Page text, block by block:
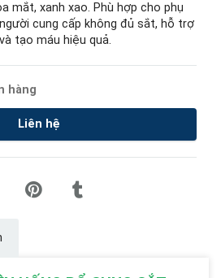
mắt, xanh xao. Phù hợp cho phụ
cung cấp không đủ sắt, hỗ trợ
tạo máu hiệu quả.
hàng
Liên hệ